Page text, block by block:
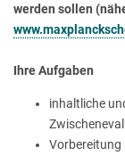
werden sollen
Ihre Aufgaben
inhaltliche
Vorbereitung